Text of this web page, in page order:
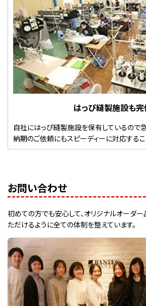
はっぴ縫製施設も
自社にはっぴ縫製施設を保有しているので
納期のご依頼にもスピーディーに対応するこ
お問い合わせ
初めての方でも安心して、オリジナルオーダ
ただけるように全ての体制を整えています。